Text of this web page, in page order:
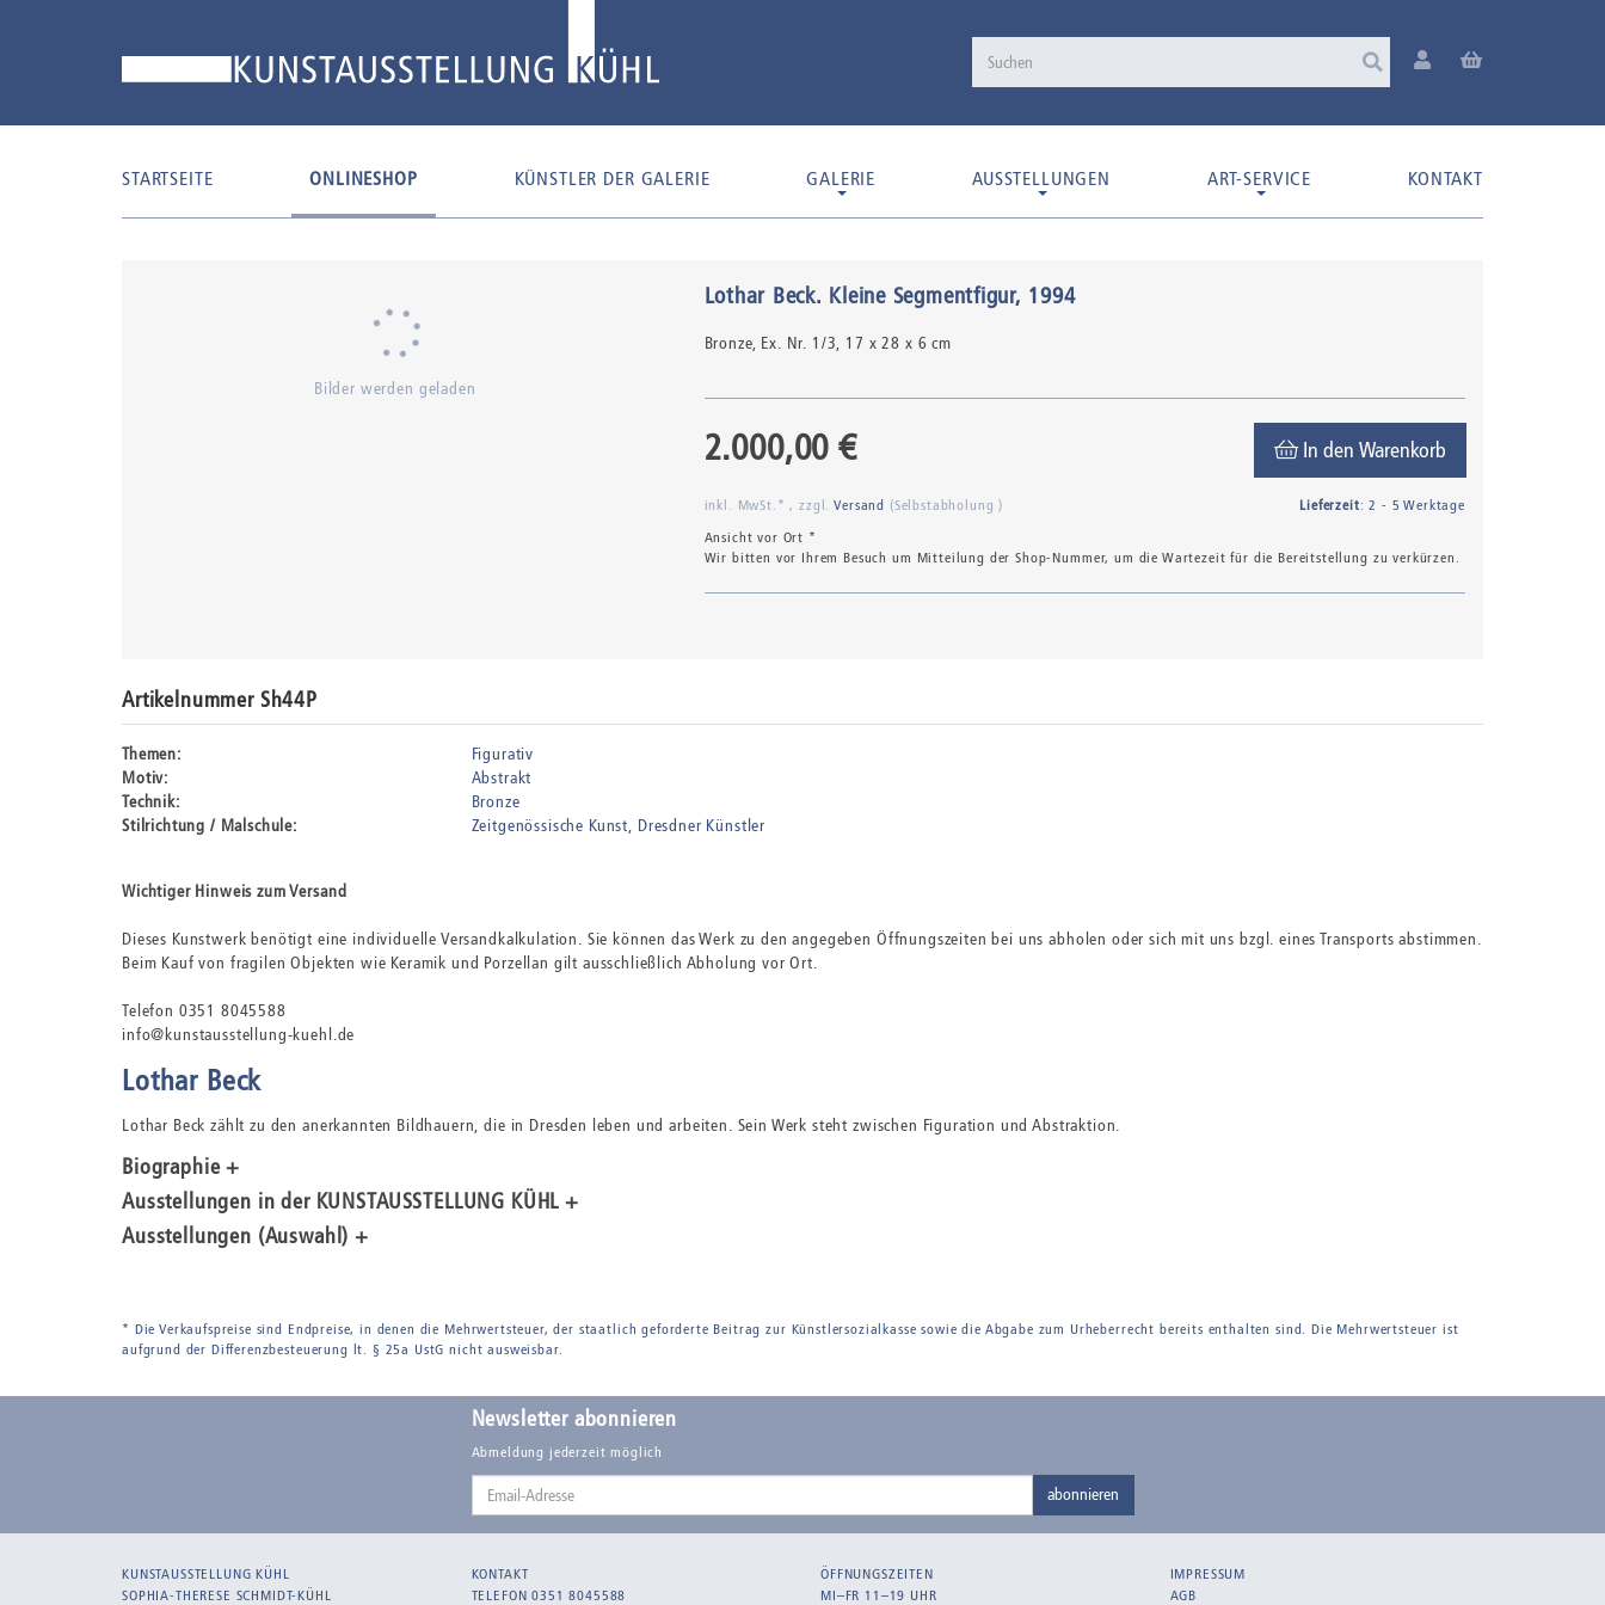
STARTSEITE ONLINESHOP KÜNSTLER DER GALERIE GALERIE AUSSTELLUNGEN ART-SERVICE KONTAKT
Bilder werden geladen
Lothar Beck. Kleine Segmentfigur, 1994
Bronze, Ex. Nr. 1/3, 17 x 28 x 6 cm
2.000,00 €
inkl. MwSt.* , zzgl.Versand (Selbstabholung )
In den Warenkorb
Lieferzeit: 2 - 5 Werktage
Ansicht vor Ort *
Wir bitten vor Ihrem Besuch um Mitteilung der Shop-Nummer, um die Wartezeit für die Bereitstellung zu verkürzen.
Artikelnummer Sh44P
Themen:
Figurativ
Motiv:
Abstrakt
Technik:
Bronze
Stilrichtung / Malschule:
Zeitgenössische Kunst Dresdner Künstler
Wichtiger Hinweis zum Versand
Dieses Kunstwerk benötigt eine individuelle Versandkalkulation. Sie können das Werk zu den angegeben Öffnungszeiten bei uns abholen oder sich mit uns bzgl. eines Transports abstimmen.
Beim Kauf von fragilen Objekten wie Keramik und Porzellan gilt ausschließlich Abholung vor Ort.
Telefon 0351 8045588
info@kunstausstellung-kuehl.de
Lothar Beck
Lothar Beck zählt zu den anerkannten Bildhauern, die in Dresden leben und arbeiten. Sein Werk steht zwischen Figuration und Abstraktion.
Biographie +
Ausstellungen in der KUNSTAUSSTELLUNG KÜHL +
Ausstellungen (Auswahl) +
* Die Verkaufspreise sind Endpreise, in denen die Mehrwertsteuer, der staatlich geforderte Beitrag zur Künstlersozialkasse sowie die Abgabe zum Urheberrecht bereits enthalten sind. Die Mehrwertsteuer ist
aufgrund der Differenzbesteuerung lt. § 25a UstG nicht ausweisbar.
Newsletter abonnieren
Abmeldung jederzeit möglich
Email-
abonnieren
KUNSTAUSSTELLUNG KÜHL
SOPHIA-THERESE SCHMIDT-KÜHL
KONTAKT
TELEFON 0351 8045588
ÖFFNUNGSZEITEN
MI–FR 11–19 UHR
IMPRESSUM
AGB